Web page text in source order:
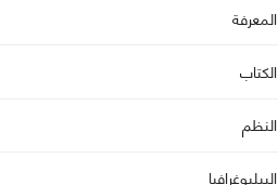
المعرفة
الكتاب
النظم
البيليوغرافيا